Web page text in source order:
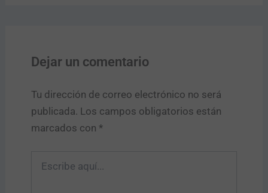
Dejar un comentario
Tu dirección de correo electrónico no será
publicada. Los campos obligatorios están
marcados con *
aquí...